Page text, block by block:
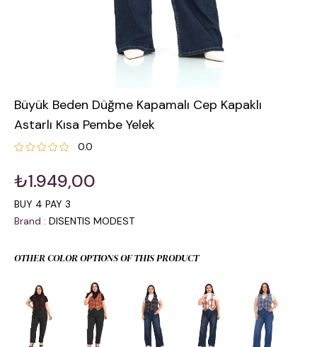
Büyük Beden Düğme Kapamalı Cep Kapaklı
Astarlı Kısa Pembe Yelek
0.0
₺1.949,00
BUY 4 PAY 3
Brand : DISENTIS MODEST
OTHER COLOR OPTIONS OF THIS PRODUCT